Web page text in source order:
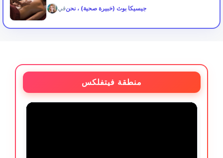
فيجيسيكا بوث (خبيرة صحية) ، نحن
منطقة فيتفلكس